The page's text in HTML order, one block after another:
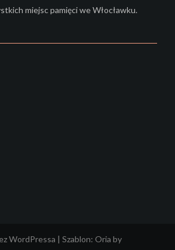
miejsc pamięci we Włocławku.
WordPressa | Szablon: Oria by